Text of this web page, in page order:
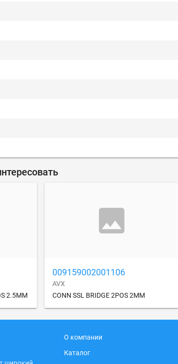
2.5MM
009159002001106
AVX
CONN SSL BRIDGE 2POS 2MM
О компании
Каталог